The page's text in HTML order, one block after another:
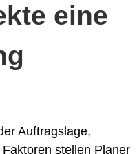
eine
Auftragslage,
stellen Planer